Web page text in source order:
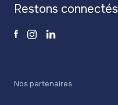
restons connectés
Nos partenaires